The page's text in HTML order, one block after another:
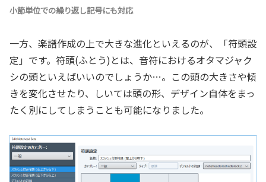
小節単位での繰り返し記号にも対応
一方、楽譜作成の上で大きな進化といえるのが、「符頭設
定」です。符頭(ふとう)とは、音符におけるオタマジャク
シの頭といえばいいのでしょうか…。この頭の大きさや傾
きを変化させたり、しいては頭の形、デザイン自体をまっ
たく別にしてしまうことも可能になりました。